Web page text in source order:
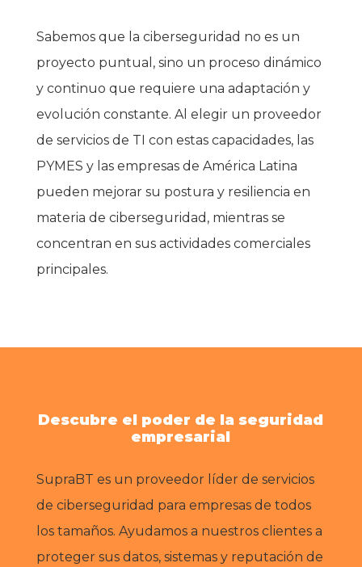
Sabemos que la ciberseguridad no es un
proyecto puntual, sino un proceso dinámico
y continuo que requiere una adaptación y
evolución constante. Al elegir un proveedor
de servicios de TI con estas capacidades, las
PYMES y las empresas de América Latina
pueden mejorar su postura y resiliencia en
materia de ciberseguridad, mientras se
concentran en sus actividades comerciales
principales.
Descubre el poder de la seguridad
empresarial
SupraBT es un proveedor líder de servicios
de ciberseguridad para empresas de todos
los tamaños. Ayudamos a nuestros clientes a
proteger sus datos, sistemas y reputación de